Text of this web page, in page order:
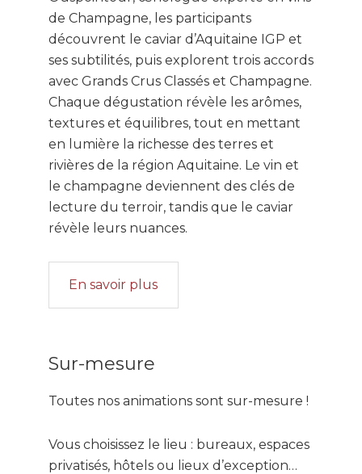
de Champagne, les participants
découvrent le caviar d’Aquitaine IGP et
ses subtilités, puis explorent trois accords
avec Grands Crus Classés et Champagne.
Chaque dégustation révèle les arômes,
textures et équilibres, tout en mettant
en lumière la richesse des terres et
rivières de la région Aquitaine. Le vin et
le champagne deviennent des clés de
lecture du terroir, tandis que le caviar
révèle leurs nuances.
En savoir plus
Sur-mesure
Toutes nos animations sont sur-mesure !
Vous choisissez le lieu : bureaux, espaces
privatisés, hôtels ou lieux d’exception…